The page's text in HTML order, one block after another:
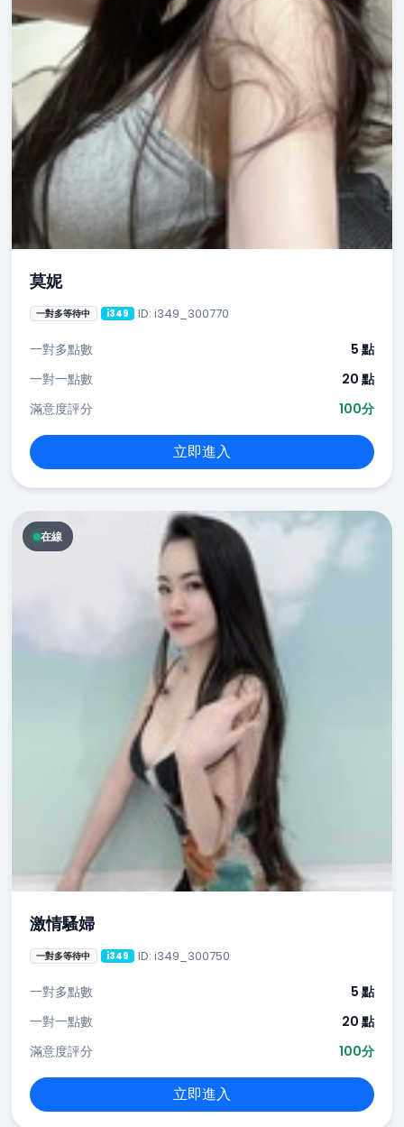
莫妮
一對多等待中 i349 ID: i349_300770
一對多點數
5 點
一對一點數
20 點
滿意度評分
100分
立即進入
在線
激情騷婦
一對多等待中 i349 ID: i349_300750
一對多點數
5 點
一對一點數
20 點
滿意度評分
100分
立即進入